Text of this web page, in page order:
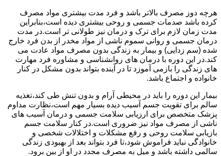
هرچه دوز مصرف بالاتر باشد و فرد مدت بیشتری مواد مصرف
کرده باشد صدمات جسمی و روحی بیشتری دیده است،بنابراین
مدت زمان لازم برای ترک و درمان نیز طولانی تر است.در مدت
درمان جسمی و روانی سموم ناشی از مواد مخدر از بدن فرد خارج
شده (سم زدایی) و بیمار به زندگی بدون مصرف مواد عادت می
کند.در این دوره با درمان های روانشناسی و مشاوره فرد مهارت
های زندگی را بازمی آموزد تا در آینده بتواند بدون مشکل در کنار
خانواده و اجتماع باشد.
بیمار این دوره را باید در محیطی آرام و بدون تنش طی کند،تغذیه
سالم برای تقویت جسم آسیب دیده بسیار مهم است،نظارت مداوم
پزشک متخصص برای ارزیابی سلامت جسمی و درمان آسیب های
ناشی از مصرف مواد نیز ضروری است.در کنار سلامت جسم
بازیابی سلامت روحی و رفع مشکلات و اختلالات شخصی و
خانوادگی نباید فراموش شود،تا فرد بتواند بعد از بهبودی زندگی
سالمی داشته باشد و میل به مصرف مجدد در او از بین برود.